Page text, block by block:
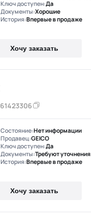
Ключ доступен:Да
Документы:Хорошие
История:Впервые в продаже
Хочу заказать
61423306
Состояние:Нет информации
Продавец:GEICO
Ключ доступен:Да
Документы:Требуют уточнения
История:Впервые в продаже
Хочу заказать